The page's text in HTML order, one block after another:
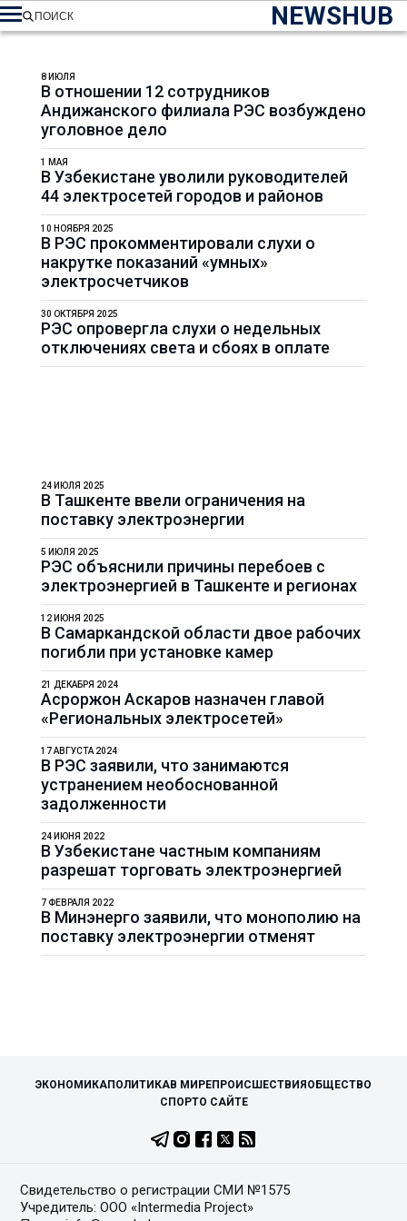
NEWSHUB
ПОИСК
В отношении 12 сотрудников
Андижанского филиала РЭС возбуждено
уголовное дело
8 ИЮЛЯ
В Узбекистане уволили руководителей
44 электросетей городов и районов
1 МАЯ
В РЭС прокомментировали слухи о
накрутке показаний «умных»
электросчетчиков
10 НОЯБРЯ 2025
РЭС опровергла слухи о недельных
отключениях света и сбоях в оплате
30 ОКТЯБРЯ 2025
В Ташкенте ввели ограничения на
поставку электроэнергии
24 ИЮЛЯ 2025
РЭС объяснили причины перебоев с
электроэнергией в Ташкенте и регионах
5 ИЮЛЯ 2025
В Самаркандской области двое рабочих
погибли при установке камер
12 ИЮНЯ 2025
Асроржон Аскаров назначен главой
«Региональных электросетей»
21 ДЕКАБРЯ 2024
В РЭС заявили, что занимаются
устранением необоснованной
задолженности
17 АВГУСТА 2024
В Узбекистане частным компаниям
разрешат торговать электроэнергией
24 ИЮНЯ 2022
В Минэнерго заявили, что монополию на
поставку электроэнергии отменят
7 ФЕВРАЛЯ 2022
ЭКОНОМИКАПОЛИТИКАВ МИРЕПРОИСШЕСТВИЯ ОБЩЕСТВО
СПОРТО САЙТЕ
Свидетельство о регистрации СМИ №1575
Учредитель: ООО «Intermedia Project»